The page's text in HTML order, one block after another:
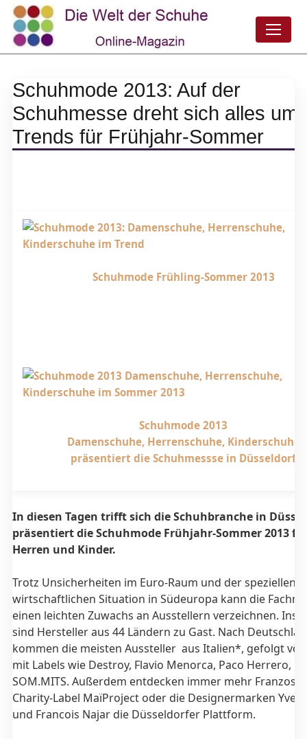
Schuhmode 2013: Auf der
Schuhmesse dreht sich alles um
Trends für Frühjahr-Sommer
Schuhmode Frühling-Sommer 2013
Schuhmode 2013
Damenschuhe, Herrenschuhe, Kinderschuhe
präsentiert die Schuhmessse in Düsseldorf
In diesen Tagen trifft sich die Schuhbranche in
präsentiert die Schuhmode Frühjahr-Sommer 2013
Herren und Kinder.
Trotz Unsicherheiten im Euro-Raum und der speziellen
wirtschaftlichen Situation in Südeuropa kann die
einen leichten Zuwachs an Ausstellern verzeichnen.
sind Hersteller aus 44 Ländern zu Gast. Nach
kommen die meisten Aussteller aus Italien*, gefolgt
mit Labels wie Destroy, Flavio Menorca, Paco Herrero,
SOM.MITS. Außerdem entdecken immer mehr
Charity-Label MaïProject oder die Designermarken Yves
und Francois Najar die Düsseldorfer Plattform.